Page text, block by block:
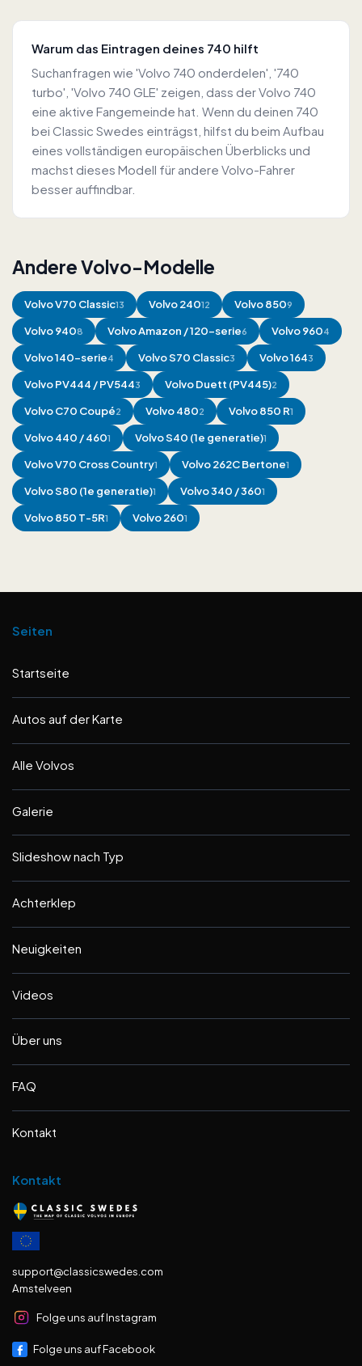
Warum das Eintragen deines 740 hilft
Suchanfragen wie 'Volvo 740 onderdelen', '740
turbo', 'Volvo 740 GLE' zeigen, dass der Volvo 740
eine aktive Fangemeinde hat. Wenn du deinen 740
bei Classic Swedes einträgst, hilfst du beim Aufbau
eines vollständigen europäischen Überblicks und
machst dieses Modell für andere Volvo-Fahrer
besser auffindbar.
Andere Volvo-Modelle
VolvoV70 Classic13 Volvo24012 Volvo8509
Volvo9408 VolvoAmazon / 120-serie6 Volvo9604
Volvo140-serie4 VolvoS70 Classic3 Volvo1643
VolvoPV444 / PV5443 VolvoDuett (PV445)2
VolvoC70 Coupé2 Volvo4802 Volvo850 R1
Volvo440 / 4601 VolvoS40 (1e generatie)1
VolvoV70 Cross Country1 Volvo262C Bertone1
VolvoS80 (1e generatie)1 Volvo340 / 3601
Volvo850 T-5R1 Volvo2601
Seiten
Startseite
Autos auf der Karte
Alle Volvos
Galerie
Slideshow nach Typ
Achterklep
Neuigkeiten
Videos
Über uns
FAQ
Kontakt
Kontakt
support@classicswedes.com
Amstelveen
Folge uns auf Instagram
Folge uns auf Facebook